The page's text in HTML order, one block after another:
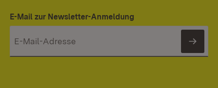
E-Mail zur Newsletter-Anmeldung